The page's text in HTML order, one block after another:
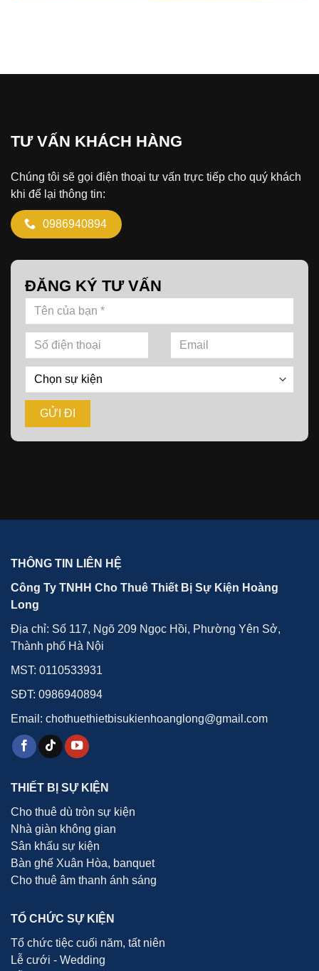
TƯ VẤN KHÁCH HÀNG
Chúng tôi sẽ gọi điện thoại tư vấn trực tiếp cho quý khách
khi để lại thông tin:
0986940894
ĐĂNG KÝ TƯ VẤN
THÔNG TIN LIÊN HỆ
Công Ty TNHH Cho Thuê Thiết Bị Sự Kiện Hoàng
Long
Địa chỉ: Số 117, Ngõ 209 Ngọc Hồi, Phường Yên Sở,
Thành phố Hà Nội
MST: 0110533931
SĐT: 0986940894
Email: chothuethietbisukienhoanglong@gmail.com
THIẾT BỊ SỰ KIỆN
Cho thuê dù tròn sự kiện
Nhà giàn không gian
Sân khấu sự kiện
Bàn ghế Xuân Hòa, banquet
Cho thuê âm thanh ánh sáng
TỔ CHỨC SỰ KIỆN
Tổ chức tiệc cuối năm, tất niên
Lễ cưới - Wedding